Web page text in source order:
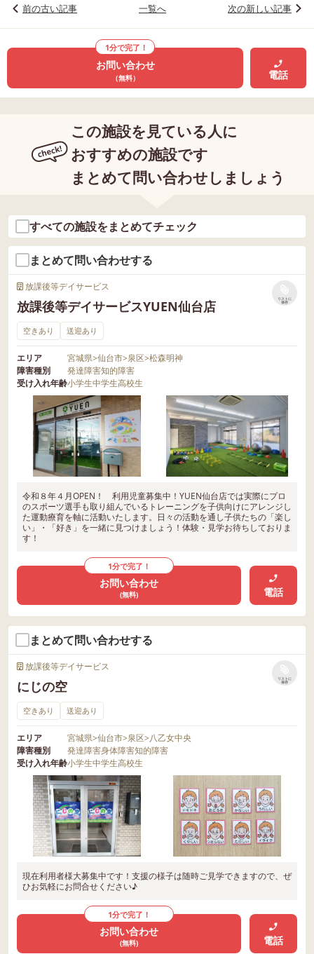
前の古い記事 一覧へ 次の新しい記事
1分で完了！
お問い合わせ
（無料） 電話
この施設を見ている人に
おすすめの施設です
まとめて問い合わせしましょう
すべての施設をまとめてチェック
まとめて問い合わせする
放課後等デイサービス
放課後等デイサービスYUEN仙台店
リストに
保存
空きあり 送迎あり
エリア 宮城県>仙台市>泉区>松森明神
障害種別
発達障害知的障害
受け入れ年齢小学生中学生高校生
令和８年４月OPEN！ 利用児童募集中！YUEN仙台店では実際にプロ
のスポーツ選手も取り組んでいるトレーニングを子供向けにアレンジし
た運動療育を軸に活動いたします。日々の活動を通し子供たちの「楽し
い」・「好き」を一緒に見つけましょう！体験・見学お待ちしておりま
す！
1分で完了！
お問い合わせ
(無料) 電話
まとめて問い合わせする
放課後等デイサービス
にじの空
リストに
保存
空きあり 送迎あり
エリア 宮城県>仙台市>泉区>八乙女中央
障害種別
発達障害身体障害知的障害
受け入れ年齢小学生中学生高校生
現在利用者様大募集中です！支援の様子は随時ご見学できますので、ぜ
ひお気軽にお問合せください♪
1分で完了！
お問い合わせ
(無料) 電話